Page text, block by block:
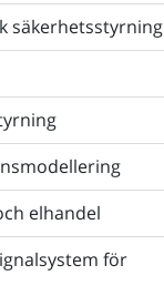
säkerhetsstyrning
elhandel
för